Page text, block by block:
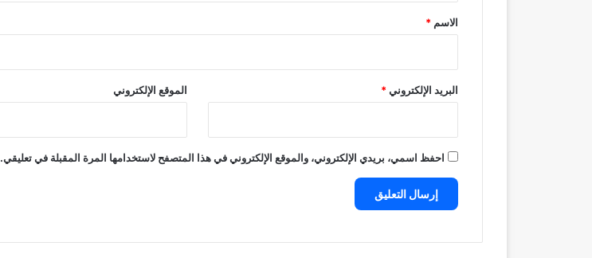
*
الاسم *
البريد الإلكتروني* الموقع الإلكتروني
احفظ اسمي، بريدي الإلكتروني، والموقع الإلكتروني في هذا المتصفح لاستخدامها المرة المقبلة في تعليقي.